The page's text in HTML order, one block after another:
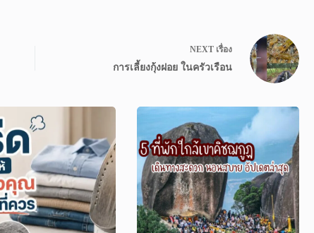
NEXT เรื่อง
การเลี้ยงกุ้งฝอย ในครัวเรือน